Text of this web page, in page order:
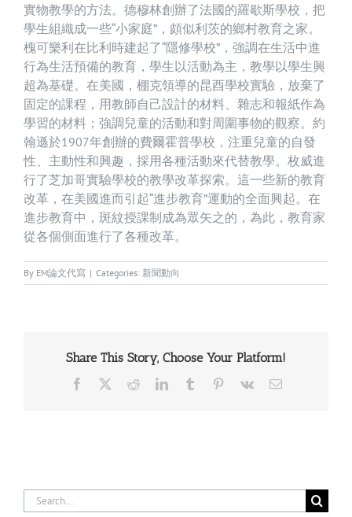
實物教學的方法。德穆林創辦了法國的羅歇斯學校，把
學生組織成一些“小家庭”，頗似利茨的鄉村教育之家。
槐可樂利在比利時建起了“隱修學校”，強調在生活中進
行為生活預備的教育，學生以活動為主，教學以學生興
超為基礎。在美國，棚克領導的昆酉學校實驗，放棄了
固定的課程，用教師自己設計的材料、雜志和報紙作為
學習的材料；強調兒童的活動和對周圍事物的觀察。約
翰遜於1907年創辦的費爾霍普學校，注重兒童的自發
性、主動性和興趣，採用各種活動來代替教學。枚威進
行了芝加哥實驗學校的教學改革探索。這一些新的教育
改革，在美國進而引起“進步教育”運動的全面興起。在
進步教育中，斑紋授課制成為眾矢之的，為此，教育家
從各個側面進行了各種改革。
By EM論文代寫 | Categories: 新聞動向
Share This Story, Choose Your Platform!
Facebook RedditLinkedInTumblr Pinterest
Vk Email
Search